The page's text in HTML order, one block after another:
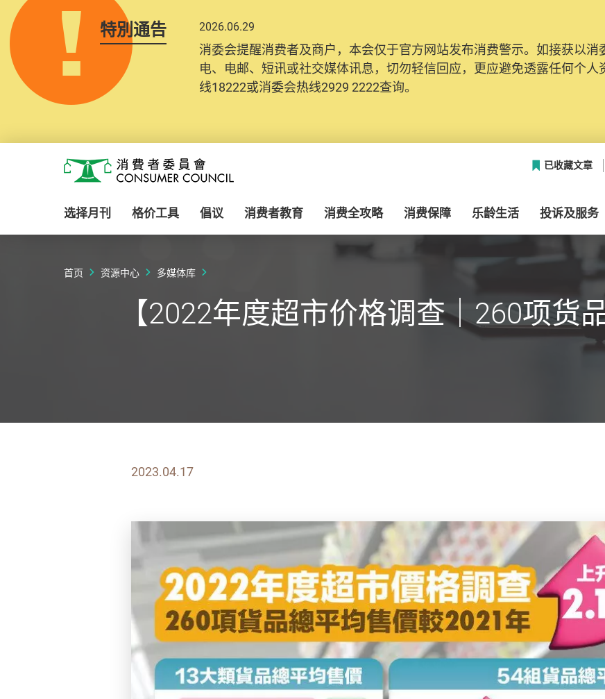
特別通告 2026.06.29
消委会提醒消费者及商户，本会仅于官方网站发布消费警示。如接获以
电、电邮、短讯或社交媒体讯息，切勿轻信回应，更应避免透露任何个
线18222或消委会热线2929 2222查询。
消费者委员会
已收藏文章
选择月刊 格价工具 倡议 消费者教育 消费全攻略 消费保障 乐龄生活 投诉及服务
首页 资源中心 多媒体库
【2022年度超市价格调查｜260项货
2023.04.17